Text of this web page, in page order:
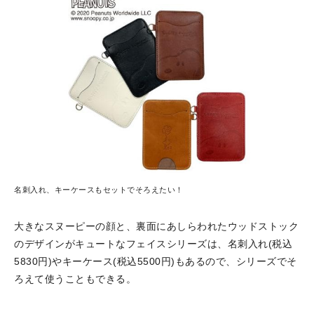
名刺入れ、キーケースもセットでそろえたい！
大きなスヌーピーの顔と、裏面にあしらわれたウッドストック
のデザインがキュートなフェイスシリーズは、名刺入れ(税込
5830円)やキーケース(税込5500円)もあるので、シリーズでそ
ろえて使うこともできる。